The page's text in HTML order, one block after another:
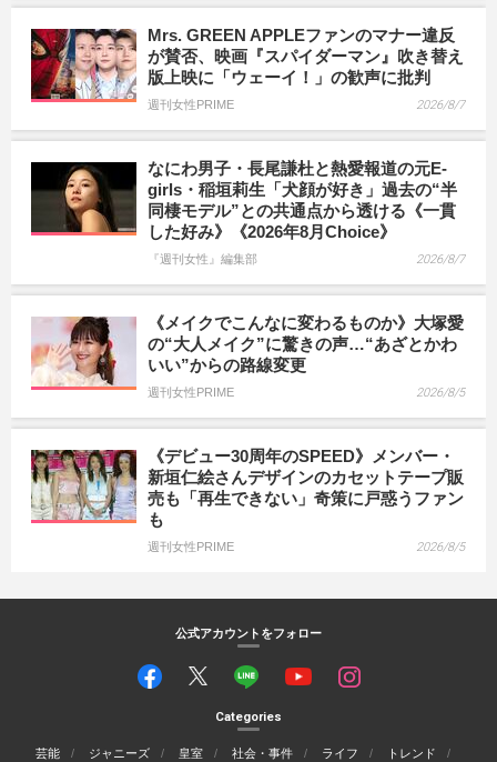
Mrs. GREEN APPLEファンのマナー違反
が賛否、映画『スパイダーマン』吹き替え
版上映に「ウェーイ！」の歓声に批判
週刊女性PRIME 2026/8/7
なにわ男子・長尾謙杜と熱愛報道の元E-
girls・稲垣莉生「犬顔が好き」過去の“半
同棲モデル”との共通点から透ける《一貫
した好み》《2026年8月Choice》
『週刊女性』編集部 2026/8/7
《メイクでこんなに変わるものか》大塚愛
の“大人メイク”に驚きの声…“あざとかわ
いい”からの路線変更
週刊女性PRIME 2026/8/5
《デビュー30周年のSPEED》メンバー・
新垣仁絵さんデザインのカセットテープ販
売も「再生できない」奇策に戸惑うファン
も
週刊女性PRIME 2026/8/5
公式アカウントをフォロー
Categories
芸能 ジャニーズ 皇室 社会・事件 ライフ
トレンド